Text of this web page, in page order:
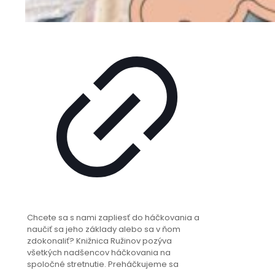
Chcete sa s nami zapliesť do háčkovania a
naučiť sa jeho základy alebo sa v ňom
zdokonaliť? Knižnica Ružinov pozýva
všetkých nadšencov háčkovania na
spoločné stretnutie. Preháčkujeme sa